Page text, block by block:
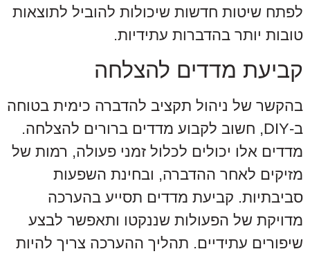
לפתח שיטות חדשות שיכולות להוביל לתוצאות
טובות יותר בהדברות עתידיות.
קביעת מדדים להצלחה
בהקשר של ניהול תקציב להדברה כימית בטוחה
ב-DIY, חשוב לקבוע מדדים ברורים להצלחה.
מדדים אלו יכולים לכלול זמני פעולה, רמות של
מזיקים לאחר ההדברה, ובחינת השפעות
סביבתיות. קביעת מדדים תסייע בהערכה
מדויקת של הפעולות שננקטו ותאפשר לבצע
שיפורים עתידיים. תהליך ההערכה צריך להיות